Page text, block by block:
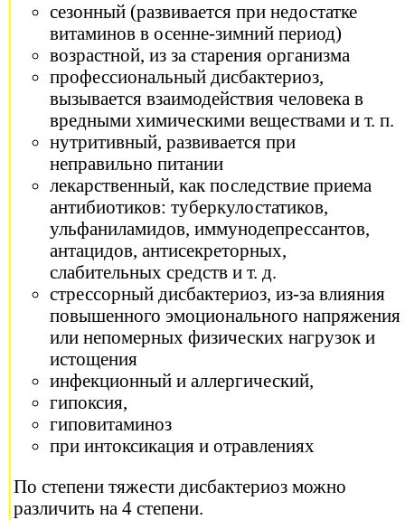
сезонный (развивается при недостатке
витаминов в осенне-зимний период)
возрастной, из за старения организма
профессиональный дисбактериоз,
вызывается взаимодействия человека в
вредными химическими веществами и т. п.
нутритивный, развивается при
неправильно питании
лекарственный, как последствие приема
антибиотиков: туберкулостатиков,
ульфаниламидов, иммунодепрессантов,
антацидов, антисекреторных,
слабительных средств и т. д.
стрессорный дисбактериоз, из-за влияния
повышенного эмоционального напряжения
или непомерных физических нагрузок и
истощения
инфекционный и аллергический,
гипоксия,
гиповитаминоз
при интоксикация и отравлениях
По степени тяжести дисбактериоз можно
различить на 4 степени.